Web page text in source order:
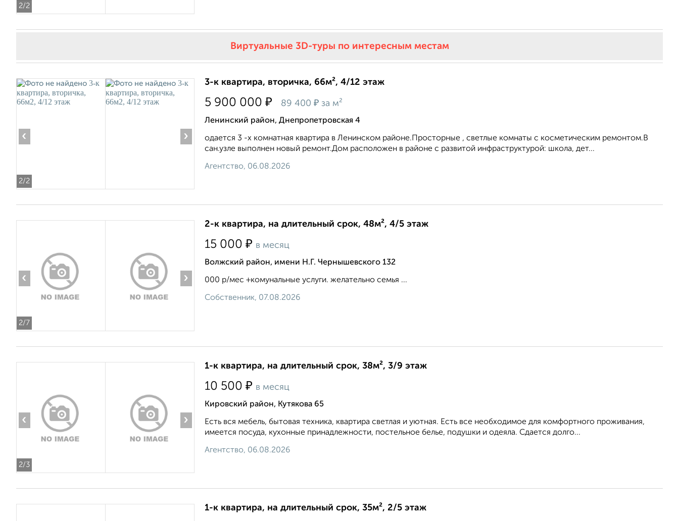
2/2
Виртуальные 3D-туры по интересным местам
2/2
‹ ›
3-к квартира, вторичка, 66м², 4/12 этаж
5 900 000 ₽ 89 400 ₽ за м²
Ленинский район, Днепропетровская 4
одается 3 -х комнатная квартира в Ленинском районе.Просторные , светлые комнаты с косметическим ремонтом.В
сан.узле выполнен новый ремонт.Дом расположен в районе с развитой инфраструктурой: школа, дет...
Агентство, 06.08.2026
2/7
‹ ›
2-к квартира, на длительный срок, 48м², 4/5 этаж
15 000 ₽ в месяц
Волжский район, имени Н.Г. Чернышевского 132
000 р/мес +комунальные услуги. желательно семья ...
Собственник, 07.08.2026
2/3
‹ ›
1-к квартира, на длительный срок, 38м², 3/9 этаж
10 500 ₽ в месяц
Кировский район, Кутякова 65
Есть вся мебель, бытовая техника, квартира светлая и уютная. Есть все необходимое для комфортного проживания,
имеется посуда, кухонные принадлежности, постельное белье, подушки и одеяла. Сдается долго...
Агентство, 06.08.2026
1-к квартира, на длительный срок, 35м², 2/5 этаж